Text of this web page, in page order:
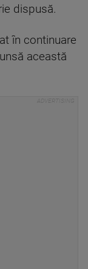
dispusă.
în continuare
această